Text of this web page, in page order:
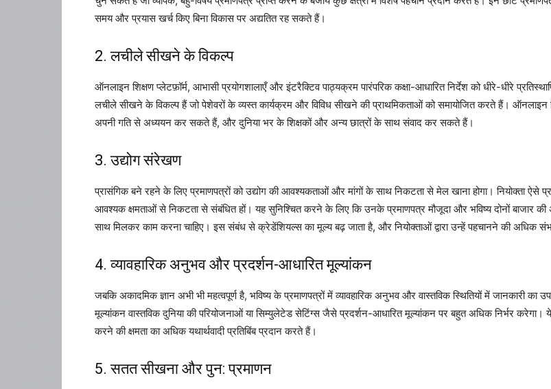
समय और प्रयास खर्च किए बिना विकास पर अद्यतित रह सकते हैं।
2. लचीले सीखने के विकल्प
ऑनलाइन शिक्षण प्लेटफ़ॉर्म, आभासी प्रयोगशालाएँ और इंटरैक्टिव पाठ्यक्रम पारंपरिक कक्षा-आधारित निर्देश को धीरे-धीरे
लचीले सीखने के विकल्प हैं जो पेशेवरों के व्यस्त कार्यक्रम और विविध सीखने की प्राथमिकताओं को समायोजित करते हैं। ऑनलाइन
अपनी गति से अध्ययन कर सकते हैं, और दुनिया भर के शिक्षकों और अन्य छात्रों के साथ संवाद कर सकते हैं।
3. उद्योग संरेखण
प्रासंगिक बने रहने के लिए प्रमाणपत्रों को उद्योग की आवश्यकताओं और मांगों के साथ निकटता से मेल खाना होगा। नियोक्ता ऐसे
आवश्यक क्षमताओं से निकटता से संबंधित हों। यह सुनिश्चित करने के लिए कि उनके प्रमाणपत्र मौजूदा और भविष्य दोनों बाजार की
साथ मिलकर काम करना चाहिए। इस संबंध से क्रेडेंशियल्स का मूल्य बढ़ जाता है, और नियोक्ताओं द्वारा उन्हें पहचानने की अधिक
4. व्यावहारिक अनुभव और प्रदर्शन-आधारित मूल्यांकन
जबकि अकादमिक ज्ञान अभी भी महत्वपूर्ण है, भविष्य के प्रमाणपत्रों में व्यावहारिक अनुभव और वास्तविक स्थितियों में जानकारी
मूल्यांकन वास्तविक दुनिया की परियोजनाओं या सिम्युलेटेड सेटिंग्स जैसे प्रदर्शन-आधारित मूल्यांकन पर बहुत अधिक निर्भर करेगा।
करने की क्षमता का अधिक यथार्थवादी प्रतिबिंब प्रदान करते हैं।
5. सतत सीखना और पुन: प्रमाणन